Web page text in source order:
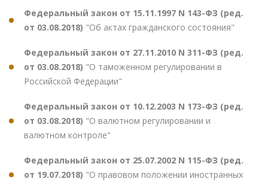
Федеральный закон от 15.11.1997 N 143-ФЗ (ред.
от 03.08.2018) "Об актах гражданского состояния"
Федеральный закон от 27.11.2010 N 311-ФЗ (ред.
от 03.08.2018) "О таможенном регулировании в
Российской Федерации"
Федеральный закон от 10.12.2003 N 173-ФЗ (ред.
от 03.08.2018) "О валютном регулировании и
валютном контроле"
Федеральный закон от 25.07.2002 N 115-ФЗ (ред.
от 19.07.2018) "О правовом положении иностранных